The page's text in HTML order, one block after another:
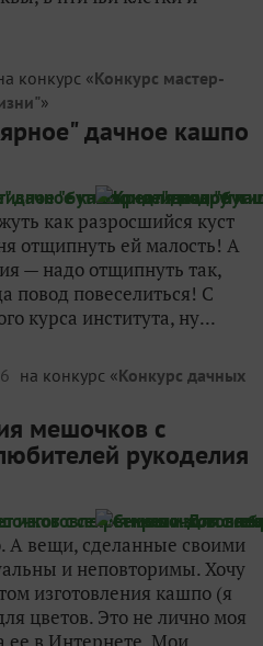
конкурс «Конкурс мастер-
»
дачное кашпо
как разросшийся куст
отщипнуть ей малость! А
— надо отщипнуть так,
повод повеселиться! С
курса института, ну...
на конкурс «Конкурс дачных
мешочков с
рукоделия
А вещи, сделанные своими
и неповторимы. Хочу
изготовления кашпо (я
цветов. Это не лично моя